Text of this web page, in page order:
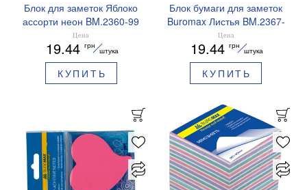
Блок для заметок Яблоко
ассорти неон BM.2360-99
Buromax
Цена
19.44 грн
штука
КУПИТЬ
Блок бумаги для заметок
Buromax Листья BM.2367-
99
Цена
19.44 грн
штука
КУПИТЬ